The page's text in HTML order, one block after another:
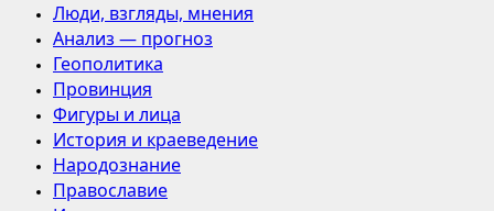
Люди, взгляды, мнения
Анализ — прогноз
Геополитика
Провинция
Фигуры и лица
История и краеведение
Народознание
Православие